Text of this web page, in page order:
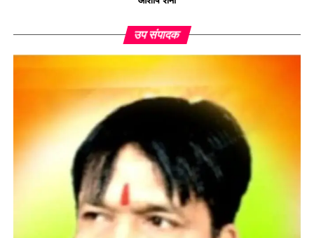
उप संपादक